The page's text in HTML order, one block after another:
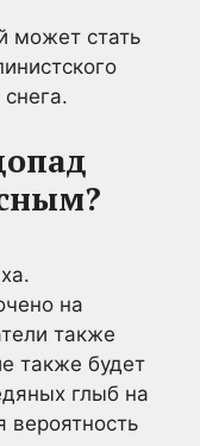
может стать
на
также
также будет
глыб на
вероятность